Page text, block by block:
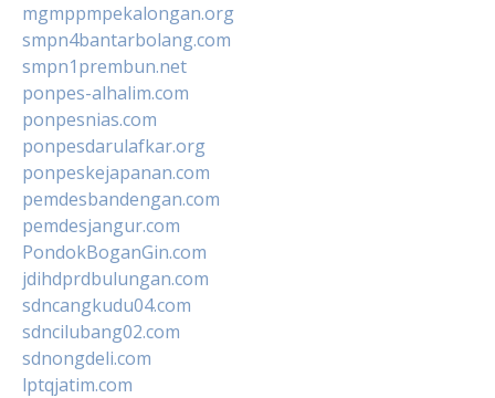
mgmppmpekalongan.org
smpn4bantarbolang.com
smpn1prembun.net
ponpes-alhalim.com
ponpesnias.com
ponpesdarulafkar.org
ponpeskejapanan.com
pemdesbandengan.com
pemdesjangur.com
PondokBoganGin.com
jdihdprdbulungan.com
sdncangkudu04.com
sdncilubang02.com
sdnongdeli.com
lptqjatim.com